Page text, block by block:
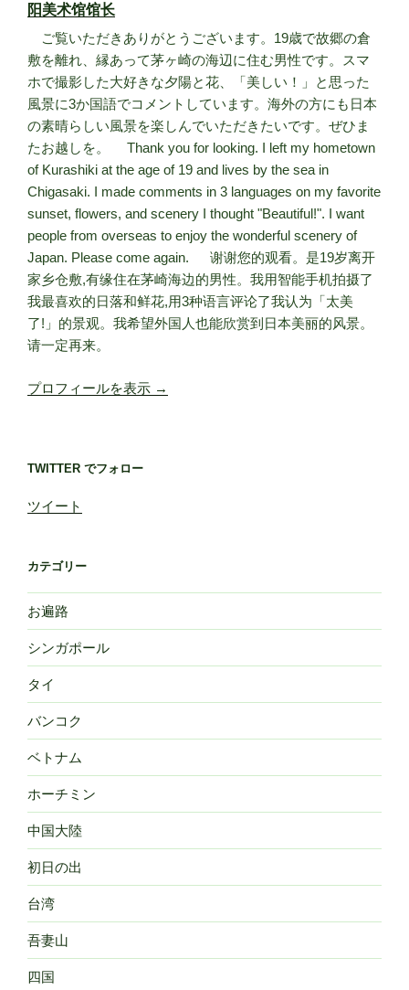
阳美术馆馆长
ご覧いただきありがとうございます。19歳で故郷の倉
敷を離れ、縁あって茅ヶ崎の海辺に住む男性です。スマ
ホで撮影した大好きな夕陽と花、「美しい！」と思った
風景に3か国語でコメントしています。海外の方にも日本
の素晴らしい風景を楽しんでいただきたいです。ぜひま
たお越しを。 Thank you for looking. I left my hometown
of Kurashiki at the age of 19 and lives by the sea in
Chigasaki. I made comments in 3 languages on my favorite
sunset, flowers, and scenery I thought "Beautiful!". I want
people from overseas to enjoy the wonderful scenery of
Japan. Please come again. 谢谢您的观看。是19岁离开
家乡仓敷,有缘住在茅崎海边的男性。我用智能手机拍摄了
我最喜欢的日落和鲜花,用3种语言评论了我认为「太美
了!」的景观。我希望外国人也能欣赏到日本美丽的风景。
请一定再来。
プロフィールを表示 →
TWITTER でフォロー
ツイート
カテゴリー
お遍路
シンガポール
タイ
バンコク
ベトナム
ホーチミン
中国大陸
初日の出
台湾
吾妻山
四国